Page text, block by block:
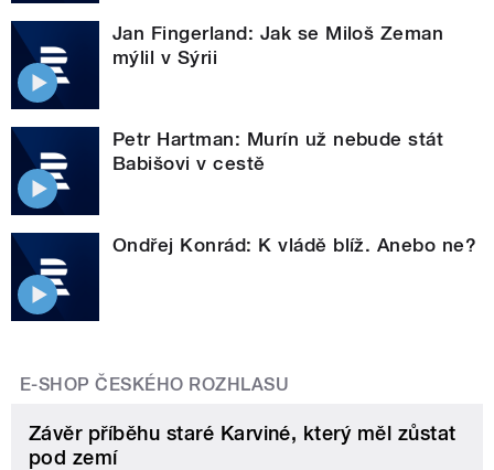
Jan Fingerland: Jak se Miloš Zeman
mýlil v Sýrii
Petr Hartman: Murín už nebude stát
Babišovi v cestě
Ondřej Konrád: K vládě blíž. Anebo ne?
E-SHOP ČESKÉHO ROZHLASU
Závěr příběhu staré Karviné, který měl zůstat
pod zemí